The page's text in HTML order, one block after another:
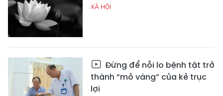
XÃ HỘI
Đừng để nỗi lo bệnh tật trở
thành “mỏ vàng” của kẻ trục
lợi